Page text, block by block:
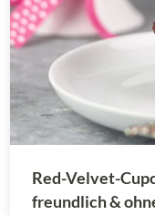
Red-Velvet-
freundlich &